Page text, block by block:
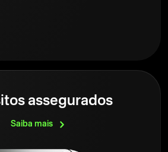
assegurados
Saiba mais